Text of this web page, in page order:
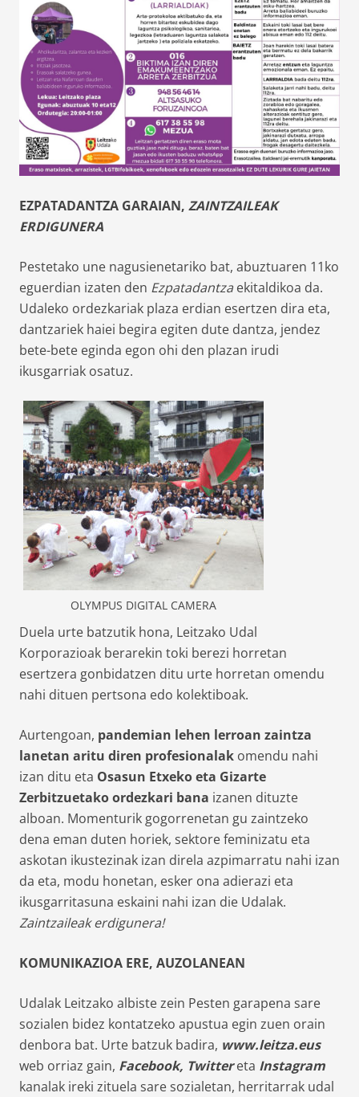
EZPATADANTZA GARAIAN, ZAINTZAILEAK
ERDIGUNERA
Pestetako une nagusienetariko bat, abuztuaren 11ko
eguerdian izaten den Ezpatadantza ekitaldikoa da.
Udaleko ordezkariak plaza erdian esertzen dira eta,
dantzariek haiei begira egiten dute dantza, jendez
bete-bete eginda egon ohi den plazan irudi
ikusgarriak osatuz.
OLYMPUS DIGITAL CAMERA
Duela urte batzutik hona, Leitzako Udal
Korporazioak berarekin toki berezi horretan
esertzera gonbidatzen ditu urte horretan omendu
nahi dituen pertsona edo kolektiboak.
Aurtengoan, pandemian lehen lerroan zaintza
lanetan aritu diren profesionalak omendu nahi
izan ditu eta Osasun Etxeko eta Gizarte
Zerbitzuetako ordezkari bana izanen dituzte
alboan. Momenturik gogorrenetan gu zaintzeko
dena eman duten horiek, sektore feminizatu eta
askotan ikustezinak izan direla azpimarratu nahi izan
da eta, modu honetan, esker ona adierazi eta
ikusgarritasuna eskaini nahi izan die Udalak.
Zaintzaileak erdigunera!
KOMUNIKAZIOA ERE, AUZOLANEAN
Udalak Leitzako albiste zein Pesten garapena sare
sozialen bidez kontatzeko apustua egin zuen orain
denbora bat. Urte batzuk badira, www.leitza.eus
web orriaz gain, Facebook, Twittereta Instagram
kanalak ireki zituela sare sozialetan, herritarrak udal